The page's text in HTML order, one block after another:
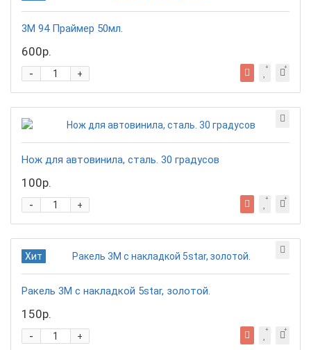
3М 94 Праймер 50мл.
600р.
+
-
Нож для автовинила, сталь. 30 градусов
100р.
+
-
Хит
Ракель 3М с накладкой 5star, золотой.
150р.
+
-